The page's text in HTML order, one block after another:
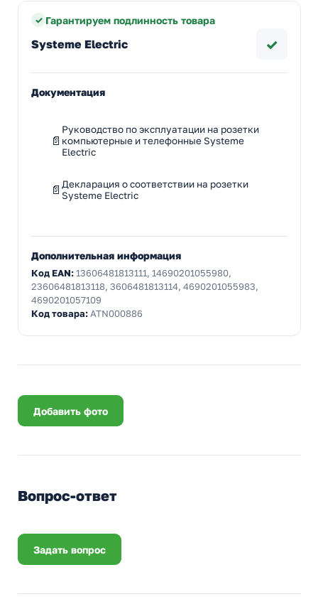
Гарантируем подлинность товара
Systeme Electric ✓
Документация
Руководство по эксплуатации на розетки
компьютерные и телефонные Systeme
Electric
Декларация о соответствии на розетки
Systeme Electric
Дополнительная информация
Код EAN:13606481813111, 14690201055980,
23606481813118, 3606481813114, 4690201055983,
4690201057109
Код товара:ATN000886
Добавить фото
Вопрос-ответ
Задать вопрос